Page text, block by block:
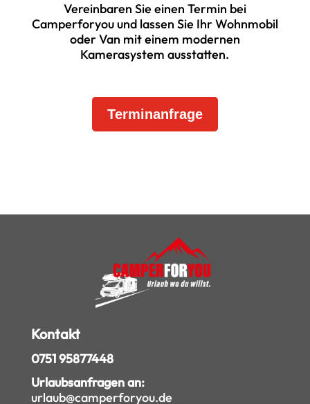
Vereinbaren Sie einen Termin bei
Camperforyou und lassen Sie Ihr Wohnmobil
oder Van mit einem modernen
Kamerasystem ausstatten.
Terminanfrage
Kontakt
0751 95877448
Urlaubsanfragen an:
urlaub@camperforyou.de